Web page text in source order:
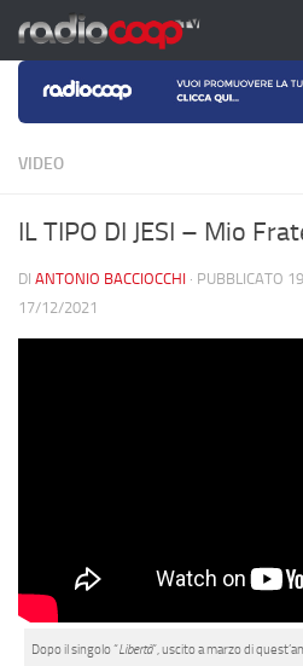
Salta al contenuto
VIDEO
IL TIPO DI JESI – Mio
DI ANTONIO BACCIOCCHI · PUBBLICATO
17/12/2021
Dopo il singolo “Libertà”, uscito a marzo di